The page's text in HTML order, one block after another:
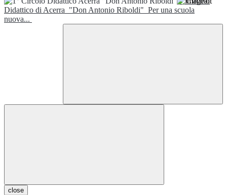
Didattico di Acerra "Don Antonio Riboldi" Per una scuola
nuova...
close